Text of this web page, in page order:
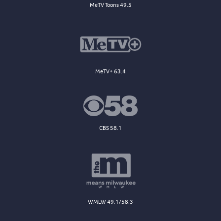
MeTV Toons 49.5
MeTV+ 63.4
CBS 58.1
WMLW 49.1/58.3